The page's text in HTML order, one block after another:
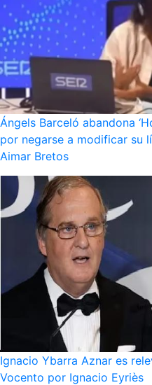
Ángels Barceló abandona
por negarse a modificar su
Aimar Bretos
Ignacio Ybarra Aznar es
Vocento por Ignacio Eyriès